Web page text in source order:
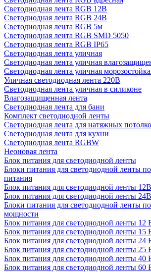
Светодиодная лента RGB 12В
Светодиодная лента RGB 24В
Светодиодная лента RGB 5м
Светодиодная лента RGB SMD 5050
Светодиодная лента RGB IP65
Светодиодная лента уличная
Светодиодная лента уличная
Светодиодная лента уличная
Уличная светодиодная лента 220В
Светодиодная лента уличная в силиконе
Влагозащищенная лента
Светодиодная лента для бани
Комплект светодиодной ленты
Светодиодная лента для натяжных
Светодиодная лента для кухни
Светодиодная лента RGBW
Неоновая лента
Блок питания для светодиодной ленты
Блоки питания для светодиодной ленты
питания
Блок питания для светодиодной ленты 12В
Блок питания для светодиодной ленты 24В
Блоки питания для светодиодной ленты
мощности
Блок питания для светодиодной ленты 12
Блок питания для светодиодной ленты 15
Блок питания для светодиодной ленты 24
Блок питания для светодиодной ленты 25
Блок питания для светодиодной ленты 40
Блок питания для светодиодной ленты 60